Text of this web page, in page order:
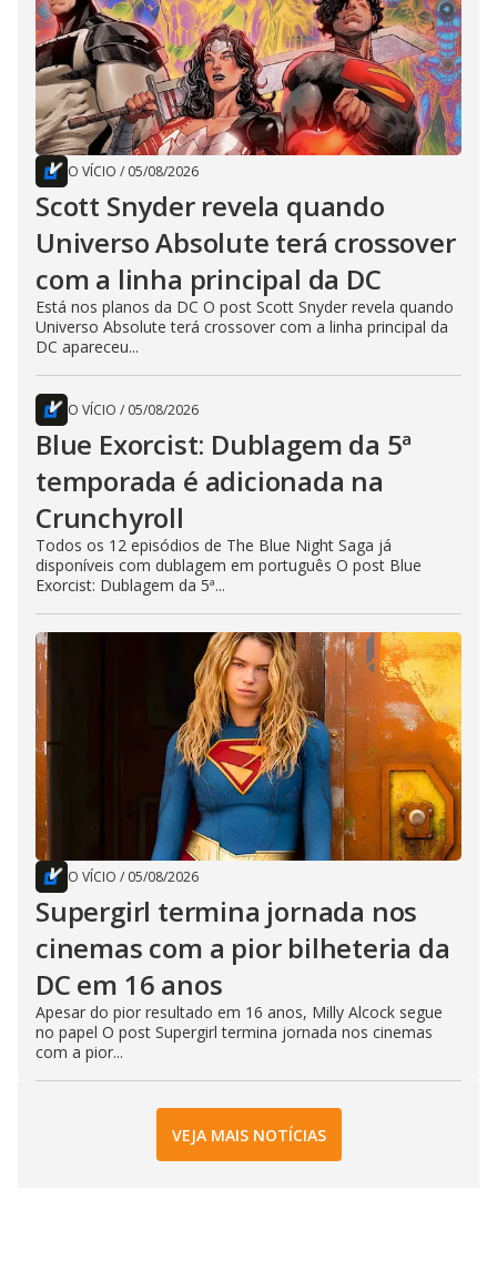
O VÍCIO / 05/08/2026
Scott Snyder revela quando
Universo Absolute terá crossover
com a linha principal da DC
Está nos planos da DC O post Scott Snyder revela quando
Universo Absolute terá crossover com a linha principal da
DC apareceu...
O VÍCIO / 05/08/2026
Blue Exorcist: Dublagem da 5ª
temporada é adicionada na
Crunchyroll
Todos os 12 episódios de The Blue Night Saga já
disponíveis com dublagem em português O post Blue
Exorcist: Dublagem da 5ª...
O VÍCIO / 05/08/2026
Supergirl termina jornada nos
cinemas com a pior bilheteria da
DC em 16 anos
Apesar do pior resultado em 16 anos, Milly Alcock segue
no papel O post Supergirl termina jornada nos cinemas
com a pior...
VEJA MAIS NOTÍCIAS